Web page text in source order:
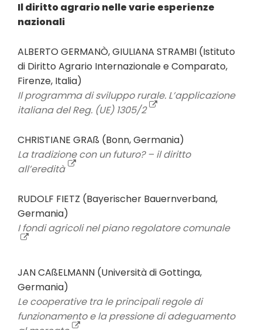
Il diritto agrario nelle varie esperienze
nazionali
ALBERTO GERMANÒ, GIULIANA STRAMBI (Istituto
di Diritto Agrario Internazionale e Comparato,
Firenze, Italia)
Il programma di sviluppo rurale. L’applicazione
italiana del Reg. (UE) 1305/2
CHRISTIANE GRAß (Bonn, Germania)
La tradizione con un futuro? – il diritto
all’eredità
RUDOLF FIETZ (Bayerischer Bauernverband,
Germania)
I fondi agricoli nel piano regolatore comunale
JAN CAßELMANN (Università di Gottinga,
Germania)
Le cooperative tra le principali regole di
funzionamento e la pressione di adeguamento